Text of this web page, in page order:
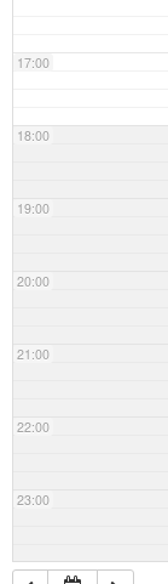
17:00
18:00
19:00
20:00
21:00
22:00
23:00